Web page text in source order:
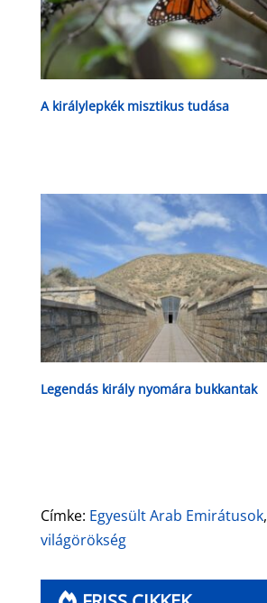
A királylepkék misztikus tudása
Legendás király nyomára bukkantak
Címke: Egyesült Arab Emirátusok,
világörökség